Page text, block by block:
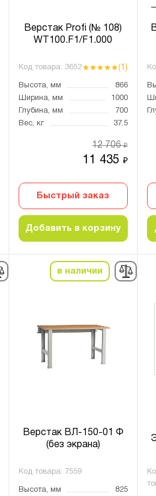
Верстак Profi (№ 108)
WT100.F1/F1.000
Код товара: 3652 (1)
Высота, мм
866
Ширина, мм
1000
Глубина, мм
700
Вес, кг
37.5
11 435₽
12 706₽
Быстрый заказ
Добавить в корзину
в наличии
Верстак ВЛ-150-01 Ф
(без экрана)
Код товара: 7559
Высота, мм
825